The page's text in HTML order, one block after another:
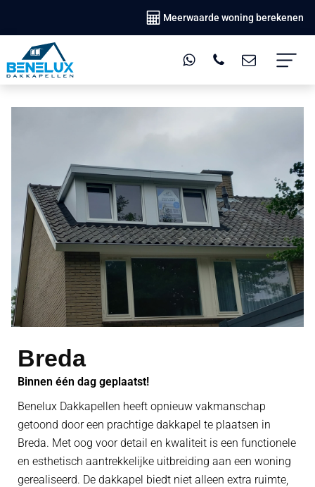
Meerwaarde woning berekenen
Breda
Binnen één dag geplaatst!
Benelux Dakkapellen heeft opnieuw vakmanschap
getoond door een prachtige dakkapel te plaatsen in
Breda. Met oog voor detail en kwaliteit is een functionele
en esthetisch aantrekkelijke uitbreiding aan een woning
gerealiseerd. De dakkapel biedt niet alleen extra ruimte,